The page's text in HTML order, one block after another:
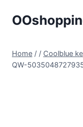
naar
Home / / Coolblue
QW-